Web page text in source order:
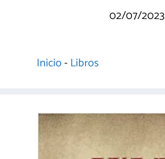
02/07/2023
Inicio-Libros